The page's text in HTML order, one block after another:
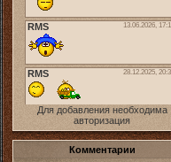
Для добавления необходима
авторизация
Комментарии